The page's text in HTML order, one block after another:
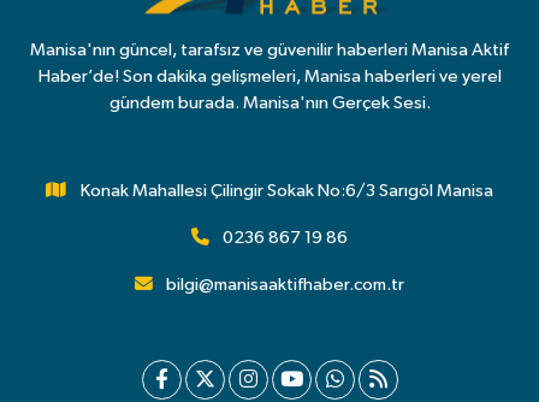
Manisa'nın güncel, tarafsız ve güvenilir haberleri Manisa Aktif
Haber’de! Son dakika gelişmeleri, Manisa haberleri ve yerel
gündem burada. Manisa'nın Gerçek Sesi.
Konak Mahallesi Çilingir Sokak No:6/3 Sarıgöl Manisa
0236 867 19 86
bilgi@manisaaktifhaber.com.tr